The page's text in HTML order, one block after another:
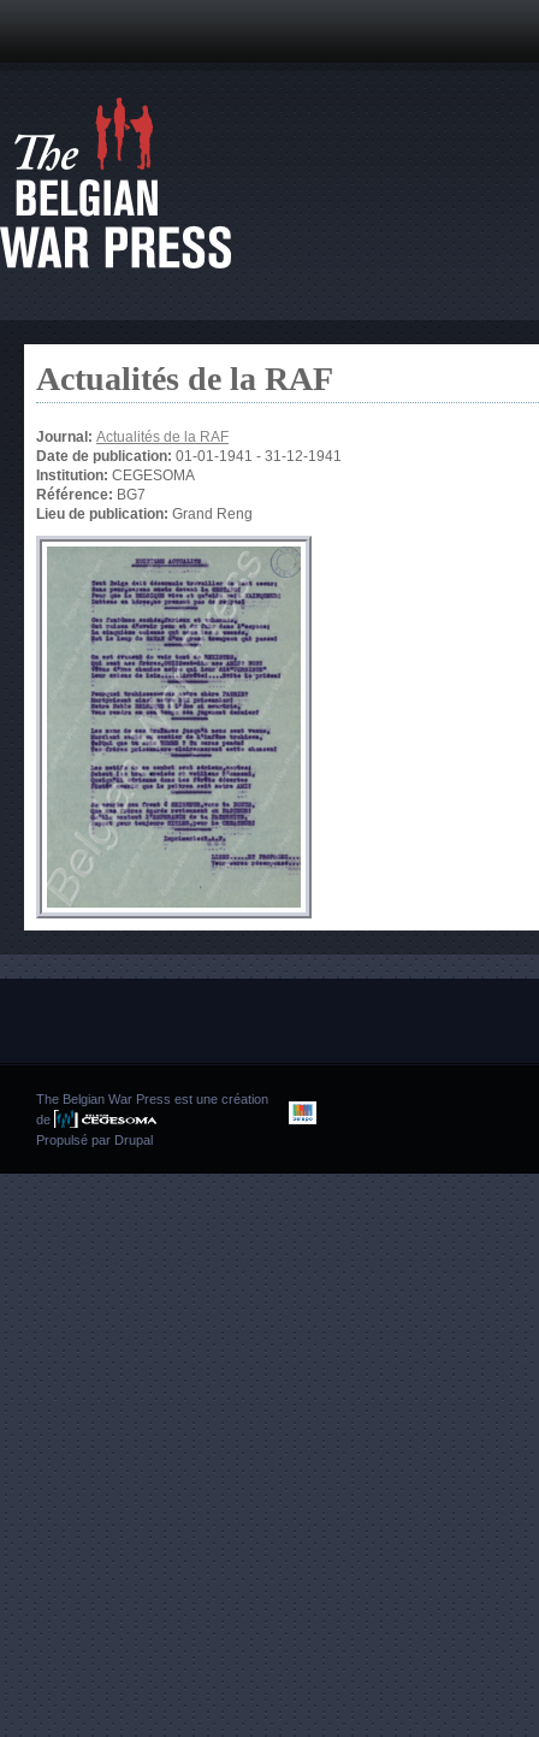
Actualités de la RAF
Journal: Actualités de la RAF
Date de publication: 01-01-1941 - 31-12-1941
Institution: CEGESOMA
Référence: BG7
Lieu de publication: Grand Reng
The Belgian War Press est une création
de
Propulsé par Drupal